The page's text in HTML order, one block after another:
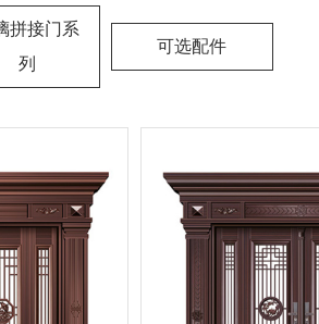
拼接门系
列
可选配件